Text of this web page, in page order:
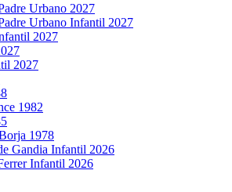
Urbano 2027
Urbano Infantil 2027
2027
2027
1982
1978
Gandia Infantil 2026
Infantil 2026